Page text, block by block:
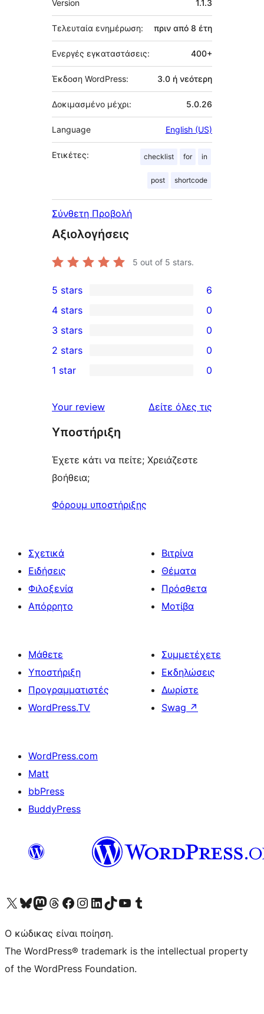
Version 1.1.3
Τελευταία ενημέρωση: πριν από 8 έτη
Ενεργές εγκαταστάσεις: 400+
Έκδοση WordPress: 3.0 ή νεότερη
Δοκιμασμένο μέχρι: 5.0.26
Language English (US)
Ετικέτες: checklist for in
post shortcode
Σύνθετη Προβολή
Αξιολογήσεις
5 out of 5 stars.
6
5-
star
reviews
5 stars 6
4-
star
reviews
4 stars 0
0
3-
star
3 stars 0
2-
reviews
2 stars 0
star
reviews
1 star 0
Your review Δείτε όλες τις
Υποστήριξη
Έχετε κάτι να πείτε; Χρειάζεστε
βοήθεια;
Φόρουμ υποστήριξης
Σχετικά
Ειδήσεις
Φιλοξενία
Απόρρητο
Βιτρίνα
Θέματα
Πρόσθετα
Μοτίβα
Μάθετε
Υποστήριξη
Προγραμματιστές
WordPress.TV
Συμμετέχετε
Εκδηλώσεις
Δωρίστε
Swag ↗
WordPress.com
Matt
bbPress
BuddyPress
Visit our X (formerly Twitter) account
Visit our Bluesky account
Επισκεφθείτε τον λογαριασμό μας στο Mastodon
Visit our Threads account
Επισκεφτείτε τη σελίδα μας στο Facebook
Επισκεφθείτε τον λογαριασμό μας Instagram
Επισκεφθείτε τον λογαριασμό μας LinkedIn
Visit our TikTok account
Visit our YouTube channel
Visit our Tumblr account
Ο κώδικας είναι ποίηση.
The WordPress® trademark is the intellectual property
of the WordPress Foundation.